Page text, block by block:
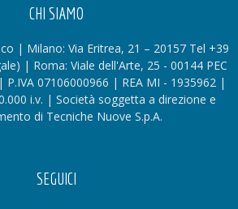
CHI SIAMO
| Milano: Via Eritrea, 21 – 20157 Tel +39
| Roma: Viale dell'Arte, 25 - 00144 PEC
P.IVA 07106000966 | REA MI - 1935962 |
i.v. | Società soggetta a direzione e
di Tecniche Nuove S.p.A.
SEGUICI